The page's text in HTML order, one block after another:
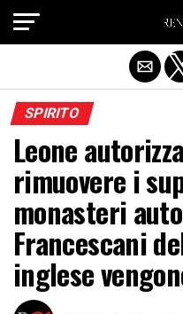
SPIRITO
Leone
rimuovere i
monasteri
Francescani
inglese
Exit